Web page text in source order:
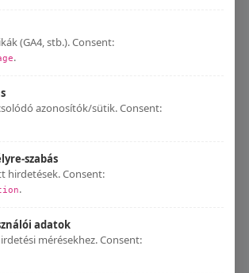
(GA4, stb.). Consent:
.
azonosítók/sütik. Consent:
szabás
hirdetések. Consent:
.
adatok
mérésekhez. Consent: